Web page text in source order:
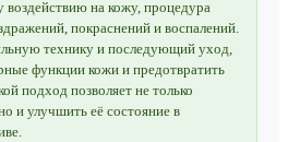
воздействию на кожу, процедура
покраснений и воспалений.
технику и последующий уход,
функции кожи и предотвратить
подход позволяет не только
и улучшить её состояние в